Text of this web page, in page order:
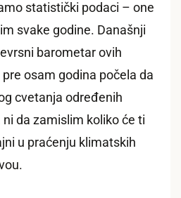
statistički podaci – one
svake godine. Današnji
barometar ovih
osam godina počela da
cvetanja određenih
da zamislim koliko će ti
u praćenju klimatskih